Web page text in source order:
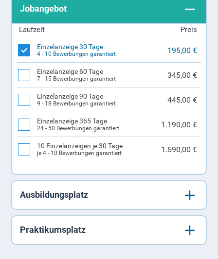
Jobangebot
Laufzeit Preis
Einzelanzeige 30 Tage
4 - 10 Bewerbungen garantiert 195,00 €
Einzelanzeige 60 Tage
7 - 15 Bewerbungen garantiert 345,00 €
Einzelanzeige 90 Tage
9 - 18 Bewerbungen garantiert 445,00 €
Einzelanzeige 365 Tage
24 - 50 Bewerbungen garantiert 1.190,00 €
10 Einzelanzeigen je 30 Tage
je 4 - 10 Bewerbungen garantiert 1.590,00 €
Ausbildungsplatz
Praktikumsplatz